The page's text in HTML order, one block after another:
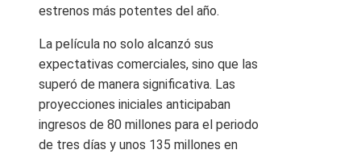
estrenos más potentes del año.
La película no solo alcanzó sus
expectativas comerciales, sino que las
superó de manera significativa. Las
proyecciones iniciales anticipaban
ingresos de 80 millones para el periodo
de tres días y unos 135 millones en